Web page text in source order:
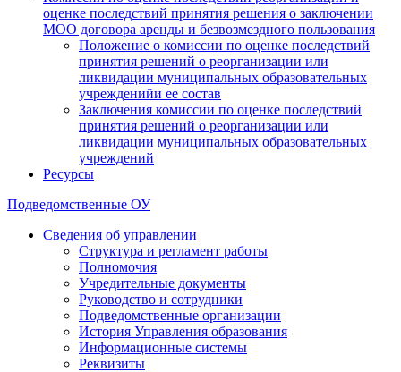
оценке последствий принятия решения о заключении
МОО договора аренды и безвозмездного пользования
Положение о комиссии по оценке последствий
принятия решений о реорганизации или
ликвидации муниципальных образовательных
учрежденийи ее состав
Заключения комиссии по оценке последствий
принятия решений о реорганизации или
ликвидации муниципальных образовательных
учреждений
Ресурсы
Подведомственные ОУ
Сведения об управлении
Структура и регламент работы
Полномочия
Учредительные документы
Руководство и сотрудники
Подведомственные организации
История Управления образования
Информационные системы
Реквизиты